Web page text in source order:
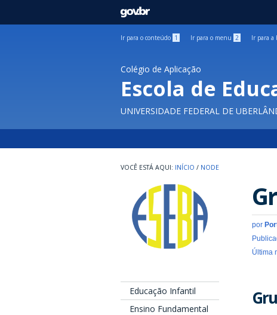
GOVBR
Ir para o conteúdo 1 Ir para o menu 2 Ir para a
Colégio de Aplicação
Escola de
UNIVERSIDADE FEDERAL DE
INÍCIO / NODE
Educação Infantil
Ensino Fundamental
por
Última